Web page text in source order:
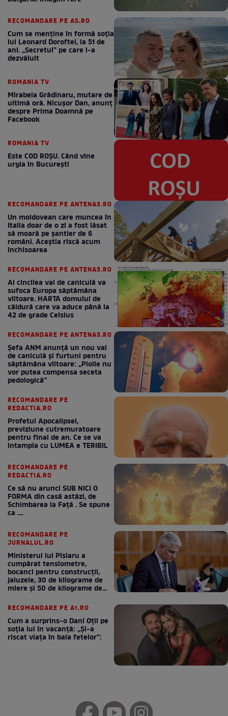
RECOMANDARE PE AS.RO
Cum se menţine în formă soţia
lui Leonard Doroftei, la 51 de
ani. „Secretul” pe care l-a
dezvăluit
ROMANIA TV
Mirabela Grădinaru, mutare de
ultimă oră. Nicuşor Dan, anunţ
despre Prima Doamnă pe
Facebook
ROMANIA TV
Este COD ROŞU. Când vine
urgia în Bucureşti
RECOMANDARE PE ANTENA3.RO
Un moldovean care muncea în
Italia doar de o zi a fost lăsat
să moară pe şantier de 6
români. Aceștia riscă acum
închisoarea
RECOMANDARE PE ANTENA3.RO
Al cincilea val de caniculă va
sufoca Europa săptămâna
viitoare. HARTA domului de
căldură care va aduce până la
42 de grade Celsius
RECOMANDARE PE ANTENA3.RO
Șefa ANM anunță un nou val
de caniculă și furtuni pentru
săptămâna viitoare: „Ploile nu
vor putea compensa seceta
pedologică”
RECOMANDARE PE
REDACTIA.RO
Profetul Apocalipsei,
previziune cutremuratoare
pentru final de an. Ce se va
intampla cu LUMEA e TERIBIL
RECOMANDARE PE
REDACTIA.RO
Ce să nu arunci SUB NICI O
FORMA din casă astăzi, de
Schimbarea la Față . Se spune
ca ....
RECOMANDARE PE
JURNALUL.RO
Ministerul lui Pîslaru a
cumpărat tensiometre,
bocanci pentru construcții,
jaluzele, 30 de kilograme de
miere și 50 de kilograme de
RECOMANDARE PE A1.RO
Cum a surprins-o Dani Oțil pe
soția lui în vacanță: „Și-a
riscat viața în baia fetelor”: